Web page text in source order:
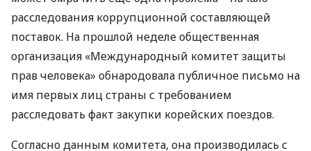
расследования коррупционной составляющей
поставок. На прошлой неделе общественная
организация «Международный комитет защиты
прав человека» обнародовала публичное письмо на
имя первых лиц страны с требованием
расследовать факт закупки корейских поездов.
Cогласно данным комитета, она производилась с